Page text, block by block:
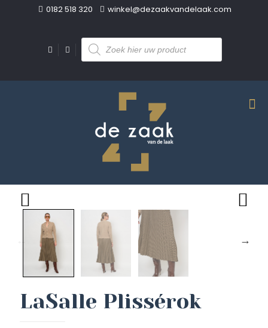
0182 518 320 winkel@dezaakvandelaak.com
Producten
zoeken
LaSalle Plissérok